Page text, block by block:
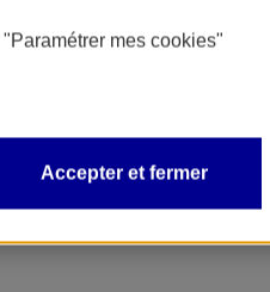
"Paramétrer mes cookies"
Accepter et fermer